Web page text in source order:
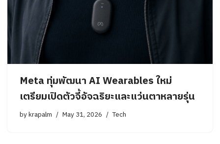
Meta ทุ่มพัฒนา AI Wearables ใหม่
เตรียมเปิดตัวจี้อัจฉริยะและแว่นตาหลายรุ่น
bykrapalm May 31, 2026 Tech